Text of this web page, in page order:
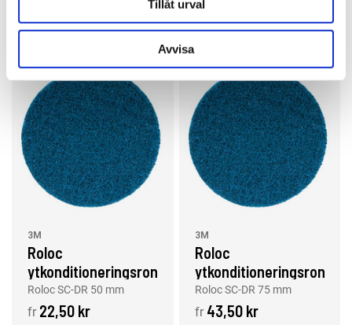
Tillåt urval
Avvisa
Läs mer Läs mer
3M
Roloc
ytkonditioneringsrondell
SC-DR 50 mm
Roloc SC-DR 50 mm
fr 22,50 kr
3M
Roloc
ytkonditioneringsrondell
SC-DR, 75 mm
Roloc SC-DR 75 mm
fr 43,50 kr